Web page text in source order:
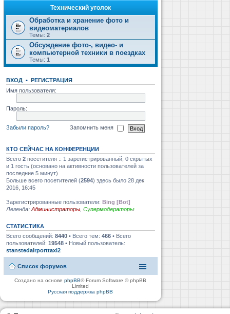
Технический уголок
Обработка и хранение фото и
видеоматериалов
Темы: 2
Обсуждение фото-, видео- и
компьютерной техники в поездках
Темы: 1
ВХОД • РЕГИСТРАЦИЯ
Имя пользователя:
Пароль:
Забыли пароль? Запомнить меня
КТО СЕЙЧАС НА КОНФЕРЕНЦИИ
Всего 2 посетителя :: 1 зарегистрированный, 0 скрытых
и 1 гость (основано на активности пользователей за
последние 5 минут)
Больше всего посетителей (2594) здесь было 28 дек
2016, 16:45
Зарегистрированные пользователи: Bing [Bot]
Легенда: Администраторы Супермодераторы
СТАТИСТИКА
Всего сообщений: 8440 • Всего тем: 466 • Всего
пользователей: 19548 • Новый пользователь:
stanstedairporttaxi2
Список форумов
Создано на основеphpBB® Forum Software © phpBB
Limited
Русская поддержка phpBB